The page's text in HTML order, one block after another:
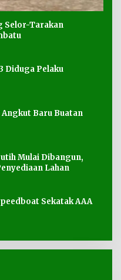
Selor-Tarakan
Diduga Pelaku
Baru Buatan
Mulai Dibangun,
Lahan
Sekatak AAA